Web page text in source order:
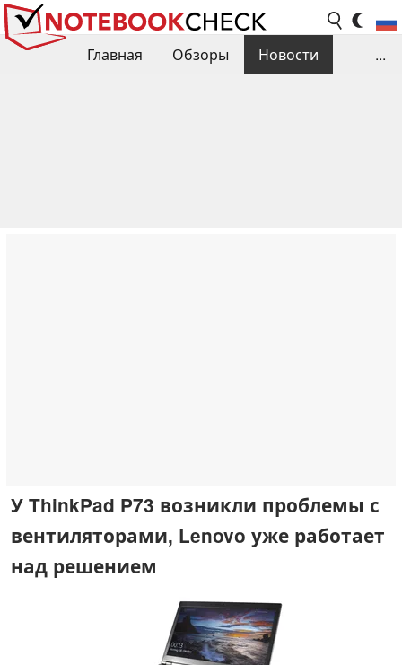
Главная Обзоры
Новости
...
У ThinkPad P73 возникли проблемы с
вентиляторами, Lenovo уже работает
над решением